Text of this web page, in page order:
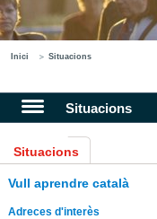
Inici Situacions
Situacions
Situacions
Vull aprendre català
Adreces d'interès